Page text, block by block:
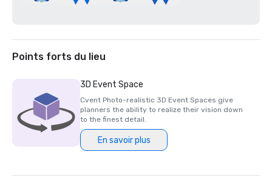
Points forts du lieu
3D Event Space
Cvent Photo-realistic 3D Event Spaces give
planners the ability to realize their vision down
to the finest detail.
En savoir plus